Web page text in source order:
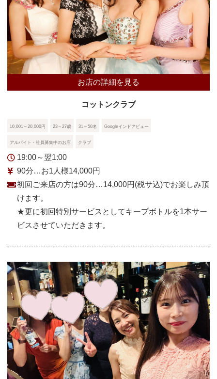
お店の詳細を見る
コットンクラブ
10,001～20,000円 23～27歳 31～50名 Googleインドアビュー
アルバイト・社員募集中のお店 クラブ
19:00～翌1:00
90分…お1人様14,000円
初回ご来店の方は90分…14,000円(税サ込)でお楽しみ頂
けます。
★更に初回特別サービスとしてキープボトルを1本サー
ビスさせていただきます。